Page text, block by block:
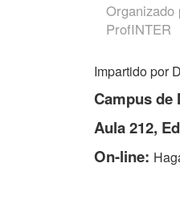
Organizado
ProfINTER
Impartido por
Campus de
Aula 212,
On-line: